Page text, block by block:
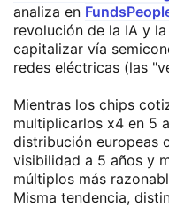
analiza en
revolución de la IA y
capitalizar vía
redes eléctricas (las
Mientras los chips
multiplicarlos x4 en 5
distribución europeas
visibilidad a 5 años y
múltiplos más
Misma tendencia,